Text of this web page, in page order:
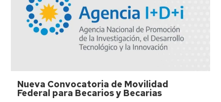
Nueva Convocatoria de Movilidad
Federal para Becarios y Becarias